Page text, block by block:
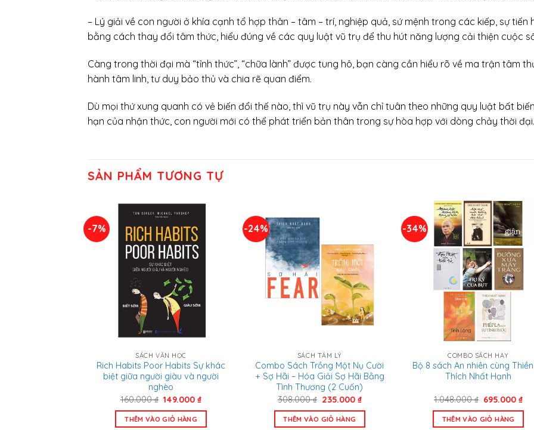
– Lý giải về con người ở khía cạnh tổ hợp thân – tâm – trí, nghiệp quả, sứ mệnh trong các kiếp, sự
bằng cách thay đổi tâm thức, hiểu đúng về các quy luật vũ trụ để thu hút năng lượng cải thiện cuộc
Càng trong thời đại mà “tỉnh thức”, “chữa lành” được tung hô, bạn càng cần hiểu rõ về ma trận tâm
hành tâm linh, tư duy bảo thủ và chia rẽ quan điểm.
Dù mọi thứ xung quanh có vẻ biến đổi thế nào, thì vũ trụ này vẫn chỉ tuân theo những quy luật bất
hạn của nhận thức, con người mới có thể phát triển bản thân trong sự hòa hợp với dòng chảy thời đại.
SẢN PHẨM TƯƠNG TỰ
-7%
SÁCH VĂN HỌC
Rich Habits Poor Habits Sự khác
biệt giữa người giàu và người
nghèo
160.000₫ Giá
là:
160.000 ₫.
149.000₫Giá
là:
THÊM VÀO GIỎ HÀNG
-24%
SÁCH TÂM LÝ
Combo Sách Trồng Một Nụ Cười
+ Sợ Hãi – Hóa Giải Sợ Hãi Bằng
Tình Thương (2 Cuốn)
308.000₫ Giá
là:
308.000 ₫.
235.000₫Giá
là:
THÊM VÀO GIỎ HÀNG
-34%
COMBO SÁCH HAY
Bộ 8 sách An nhiên cùng
Thích Nhất Hạnh
1.048.000₫ Giá
là:
1.048.000 ₫.
695.000₫Giá
là:
THÊM VÀO GIỎ HÀNG